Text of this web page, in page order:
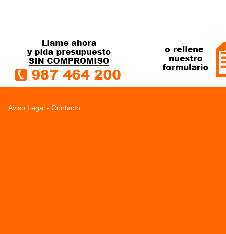
Aviso Legal - Contacto